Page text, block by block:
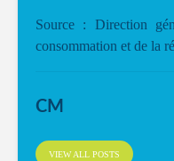
Source : Direction
consommation et de la
CM
VIEW ALL POSTS